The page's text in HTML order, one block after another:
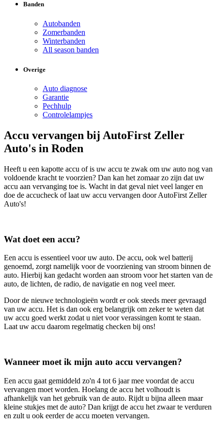
Banden
Autobanden
Zomerbanden
Winterbanden
All season banden
Overige
Auto diagnose
Garantie
Pechhulp
Controlelampjes
Accu vervangen bij AutoFirst Zeller
Auto's in Roden
Heeft u een kapotte accu of is uw accu te zwak om uw auto nog van
voldoende kracht te voorzien? Dan kan het zomaar zo zijn dat uw
accu aan vervanging toe is. Wacht in dat geval niet veel langer en
doe de accucheck of laat uw accu vervangen door AutoFirst Zeller
Auto's!
Wat doet een accu?
Een accu is essentieel voor uw auto. De accu, ook wel batterij
genoemd, zorgt namelijk voor de voorziening van stroom binnen de
auto. Hierbij kan gedacht worden aan stroom voor het starten van de
auto, de lichten, de radio, de navigatie en nog veel meer.
Door de nieuwe technologieën wordt er ook steeds meer gevraagd
van uw accu. Het is dan ook erg belangrijk om zeker te weten dat
uw accu goed werkt zodat u niet voor verassingen komt te staan.
Laat uw accu daarom regelmatig checken bij ons!
Wanneer moet ik mijn auto accu vervangen?
Een accu gaat gemiddeld zo'n 4 tot 6 jaar mee voordat de accu
vervangen moet worden. Hoelang de accu het volhoudt is
afhankelijk van het gebruik van de auto. Rijdt u bijna alleen maar
kleine stukjes met de auto? Dan krijgt de accu het zwaar te verduren
en zult u ook eerder de accu moeten vervangen.